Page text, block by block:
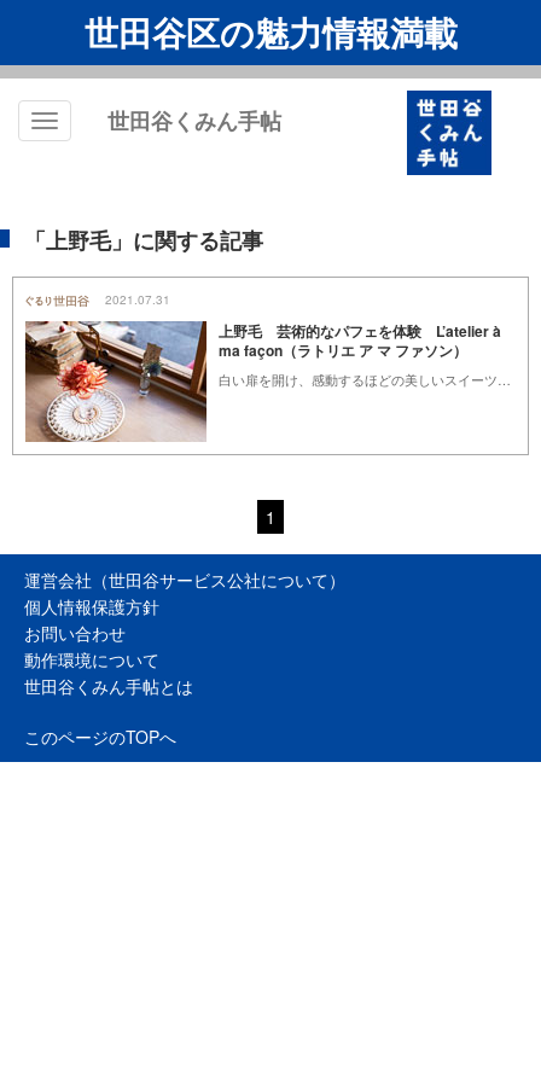
世田谷区の魅力情報満載
Toggle
世田谷くみん手帖
「上野毛」に関する記事
2021.07.31
上野毛 芸術的なパフェを体験 L’atelier à
ma façon（ラトリエ ア マ ファソン）
1
運営会社（世田谷サービス公社について）
個人情報保護方針
お問い合わせ
動作環境について
世田谷くみん手帖とは
このページのTOPへ